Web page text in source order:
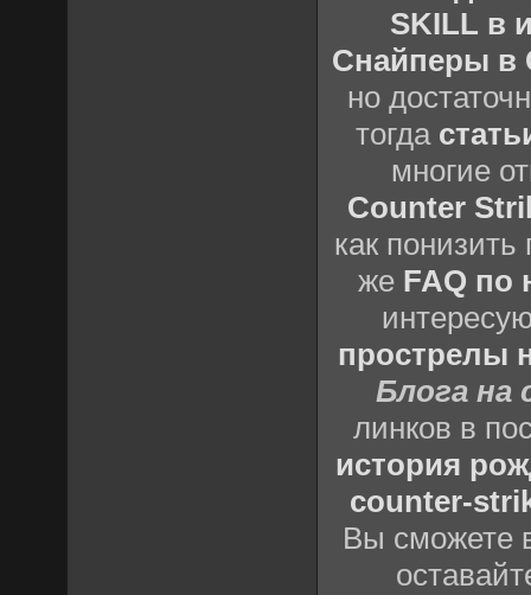
SKILL в
Снайперы в
но
тогда
многие
Counter
как
же FAQ по
прострелы
Блога на
линков в
история
counter-
Вы сможете